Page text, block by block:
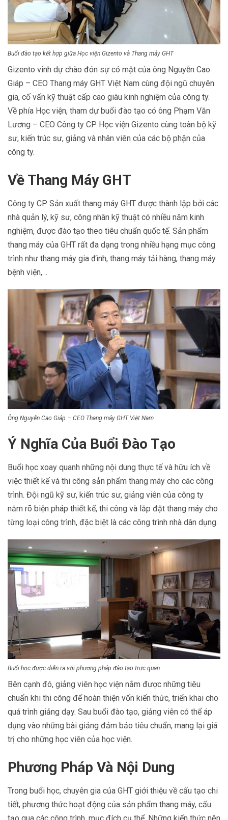
Buổi đào tạo kết hợp giữa Học viện Gizento và Thang máy GHT
Gizento vinh dự chào đón sự có mặt của ông Nguyễn Cao
Giáp – CEO Thang máy GHT Việt Nam cùng đội ngũ chuyên
gia, cố vấn kỹ thuật cấp cao giàu kinh nghiệm của công ty.
Về phía Học viện, tham dự buổi đào tạo có ông Phạm Văn
Lương – CEO Công ty CP Học viện Gizento cùng toàn bộ kỹ
sư, kiến trúc sư, giảng và nhân viên của các bộ phận của
công ty.
Về Thang Máy GHT
Công ty CP Sản xuất thang máy GHT được thành lập bởi các
nhà quản lý, kỹ sư, công nhân kỹ thuật có nhiều năm kinh
nghiệm, được đào tạo theo tiêu chuẩn quốc tế. Sản phẩm
thang máy của GHT rất đa dạng trong nhiều hạng mục công
trình như thang máy gia đình, thang máy tải hàng, thang máy
bệnh viện,…
Ông Nguyễn Cao Giáp – CEO Thang máy GHT Việt Nam
Ý Nghĩa Của Buổi Đào Tạo
Buổi học xoay quanh những nội dung thực tế và hữu ích về
việc thiết kế và thi công sản phẩm thang máy cho các công
trình. Đội ngũ kỹ sư, kiến trúc sư, giảng viên của công ty
nắm rõ biện pháp thiết kế, thi công và lắp đặt thang máy cho
từng loại công trình, đặc biệt là các công trình nhà dân dụng.
Buổi học được diễn ra với phương pháp đào tạo trực quan
Bên cạnh đó, giảng viên học viện nắm được những tiêu
chuẩn khi thi công để hoàn thiện vốn kiến thức, triển khai cho
quá trình giảng dạy. Sau buổi đào tạo, giảng viên có thể áp
dụng vào những bài giảng đảm bảo tiêu chuẩn, mang lại giá
trị cho những học viên của học viện.
Phương Pháp Và Nội Dung
Trong buổi học, chuyên gia của GHT giới thiệu về cấu tạo chi
tiết, phương thức hoạt động của sản phẩm thang máy, cấu